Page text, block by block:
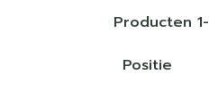
Producten 1-
Sorteer op: